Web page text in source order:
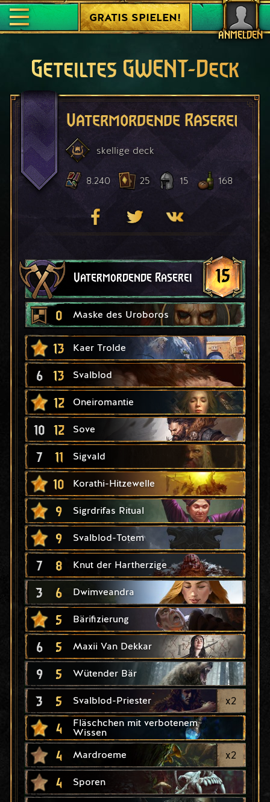
ANMELDEN
GRATIS SPIELEN!
Geteiltes GWENT-Deck
Vatermordende Raserei
skellige deck
8.240 25 15 168
Vatermordende Raserei 15
0 Maske des Uroboros
13 Kaer Trolde
6 13 Svalblod
12 Oneiromantie
10 12 Sove
7 11 Sigvald
10 Korathi-Hitzewelle
9 Sigrdrifas Ritual
9 Svalblod-Totem
7 8 Knut der Hartherzige
3 6 Dwimveandra
5 Bärifizierung
6 5 Maxii Van Dekkar
9 5 Wütender Bär
3 5 Svalblod-Priester x2
4
Fläschchen mit verbotenem
Wissen
4 Mardroeme x2
4 Sporen